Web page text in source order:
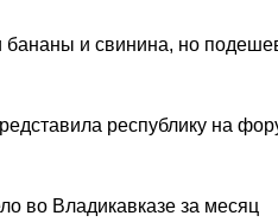
и свинина, но
республику на
во Владикавказе за месяц